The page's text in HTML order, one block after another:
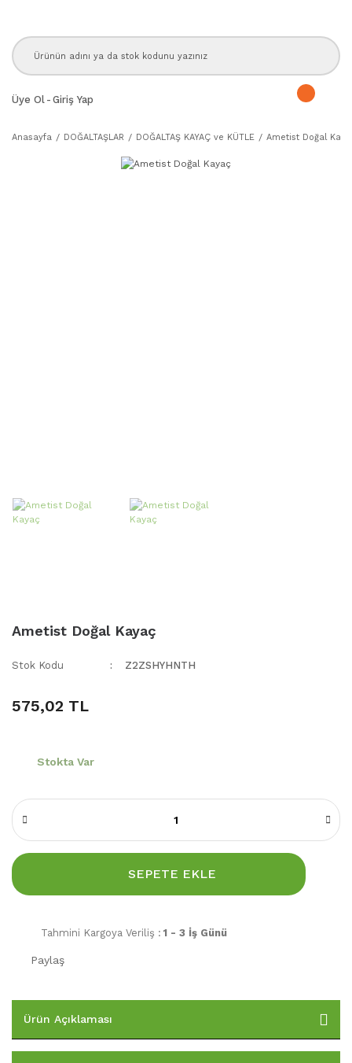
Üye Ol - Giriş Yap
Anasayfa DOĞALTAŞLAR DOĞALTAŞ KAYAÇ ve KÜTLE Ametist Doğal
Ametist Doğal Kayaç
Stok Kodu Z2ZSHYHNTH
575,02 TL
Stokta Var
SEPETE EKLE
Tahmini Kargoya Veriliş : 1 - 3 İş Günü
Paylaş
Ürün Açıklaması